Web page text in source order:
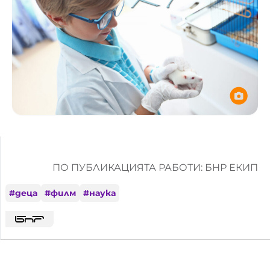
ПО ПУБЛИКАЦИЯТА РАБОТИ: БНР ЕКИП
#деца #филм #наука